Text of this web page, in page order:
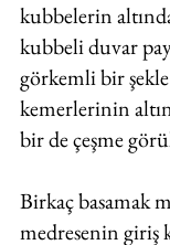
kubbelerin
kubbeli duvar
görkemli bir
kemerlerinin
bir de çeşme
Birkaç basamak
medresenin giriş